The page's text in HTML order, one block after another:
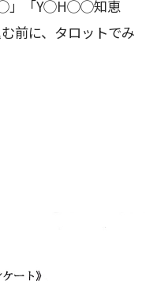
」「Y◯H◯◯知恵
前に、タロットでみ